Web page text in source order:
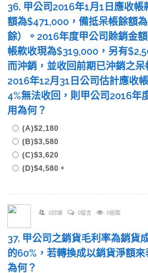
36. 甲公司2016年1月1日應收帳
額為$471,000，備抵呆帳餘額
餘）。2016年度甲公司賒銷金
帳款收現為$319,000，另有
而沖銷，並收回前期已沖銷之呆
2016年12月31日公司估計應收
4%無法收回，則甲公司2016年
用為何？
(A)$2,180
(B)$3,580
(C)$3,620
(D)$4,580。
0討論 0留言 0追蹤
37. 甲公司之銷貨毛利率為銷貨
的60%，若轉換成以銷貨淨額
為何？